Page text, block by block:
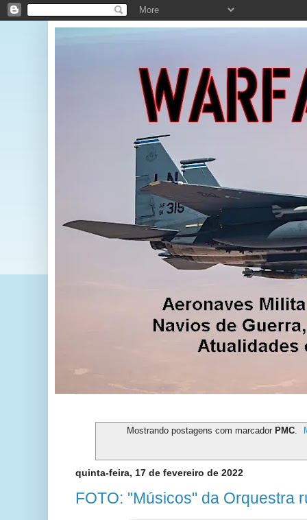
Mostrando postagens com marcador PMC.
quinta-feira, 17 de fevereiro de 2022
FOTO: "Músicos" da Orquestra